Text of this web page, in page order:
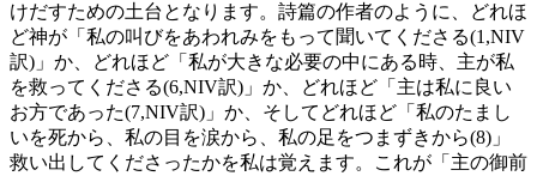
けだすための土台となります。詩篇の作者のように、どれほ
ど神が「私の叫びをあわれみをもって聞いてくださる(1,NIV
訳)」か、どれほど「私が大きな必要の中にある時、主が私
を救ってくださる(6,NIV訳)」か、どれほど「主は私に良い
お方であった(7,NIV訳)」か、そしてどれほど「私のたまし
いを死から、私の目を涙から、私の足をつまずきから(8)」
救い出してくださったかを私は覚えます。これが「主の御前